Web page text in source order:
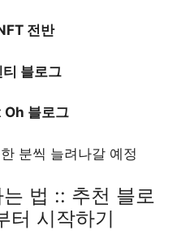
전반
블로그
블로그
분씩 늘려나갈 예정
법 :: 추천 블로
터 시작하기